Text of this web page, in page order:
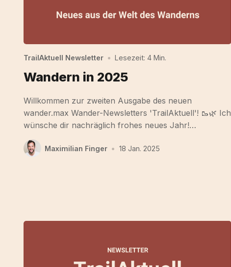
TrailAktuell Newsletter • Lesezeit: 4 Min.
Wandern in 2025
Willkommen zur zweiten Ausgabe des neuen
wander.max Wander-Newsletters 'TrailAktuell'! 🥾🌿 Ich
wünsche dir nachräglich frohes neues Jahr!…
Maximilian Finger • 18 Jan. 2025